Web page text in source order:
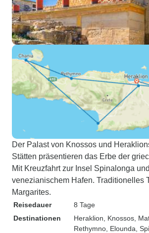
Der Palast von Knossos und
Stätten präsentieren das Erbe der
Mit Kreuzfahrt zur Insel Spinalonga
venezianischem Hafen. Traditionelles
Margarites.
Reisedauer
8 Tage
Destinationen
Heraklion , Knossos ,
Rethymno , Elounda ,